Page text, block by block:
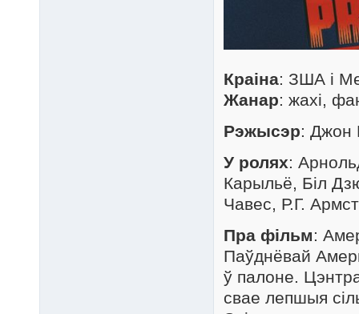
Краіна: ЗША і
Жанар: жахі,
Рэжысэр: Джон
У ролях:
Карыльё, Біл
Чавес, Р.Г.
Пра фільм:
Паўднёвай
ў палоне.
свае лепшыя